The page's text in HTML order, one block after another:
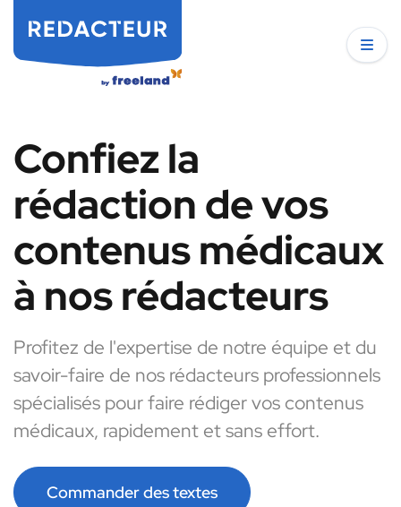
Confiez la
rédaction de vos
contenus médicaux
à nos rédacteurs
Profitez de l'expertise de notre équipe et du
savoir-faire de nos rédacteurs professionnels
spécialisés pour faire rédiger vos contenus
médicaux, rapidement et sans effort.
Commander des textes